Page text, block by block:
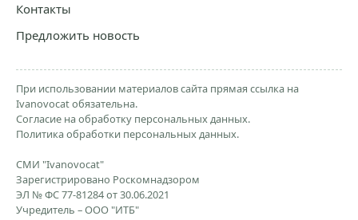
Контакты
Предложить новость
При использовании материалов сайта прямая ссылка на
Ivanovocat обязательна.
Согласие на обработку персональных данных.
Политика обработки персональных данных.
СМИ "Ivanovocat"
Зарегистрировано Роскомнадзором
ЭЛ № ФС 77-81284 от 30.06.2021
Учредитель – ООО "ИТБ"